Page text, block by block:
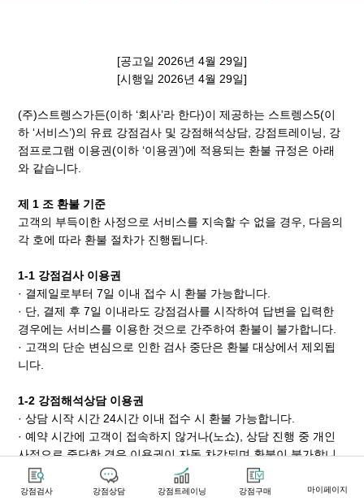
[공고일 2026년 4월 29일]
[시행일 2026년 4월 29일]
(주)스트렝스가든(이하 ‘회사’라 한다)이 제공하는 스트렝스5(이
하 ‘서비스’)의 유료 강점검사 및 강점해석상담, 강점트레이닝, 강
점프로그램 이용권(이하 ‘이용권’)에 적용되는 환불 규정은 아래
와 같습니다.
제 1 조 환불 기준
고객의 부득이한 사정으로 서비스를 지속할 수 없을 경우, 다음의
각 호에 따라 환불 절차가 진행됩니다.
1-1 강점검사 이용권
· 결제일로부터 7일 이내 접수 시 환불 가능합니다.
· 단, 결제 후 7일 이내라도 강점검사를 시작하여 답변을 입력한
경우에는 서비스를 이용한 것으로 간주하여 환불이 불가합니다.
· 고객의 단순 변심으로 인한 검사 중단은 환불 대상에서 제외됩
니다.
1-2 강점해석상담 이용권
· 상담 시작 시간 24시간 이내 접수 시 환불 가능합니다.
· 예약 시간에 고객이 접속하지 않거나(노쇼), 상담 진행 중 개인
사정으로 중단한 경우 이용권이 자동 차감되며 환불이 불가합니
다.
· 당일 불참(노쇼) 기준은 예약 시작 시간으로부터 15분 이내에 고
강점검사 강점상담 강점트레이닝 강점구매 마이페이지